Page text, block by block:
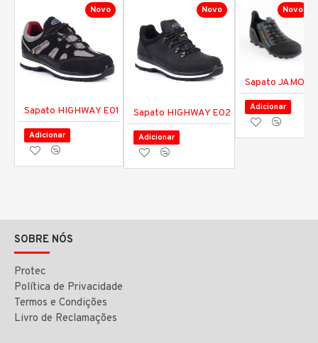
Novo
Sapato HIGHWAY E01
Adicionar
Novo
Sapato HIGHWAY E02
Adicionar
Novo
Sapato JAMOR
Adicionar
SOBRE NÓS
Protec
Política de Privacidade
Termos e Condições
Livro de Reclamações